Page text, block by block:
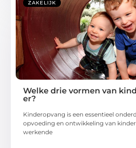
ZAKELIJK
Welke drie vormen van
er?
Kinderopvang is een essentieel
opvoeding en ontwikkeling van
werkende